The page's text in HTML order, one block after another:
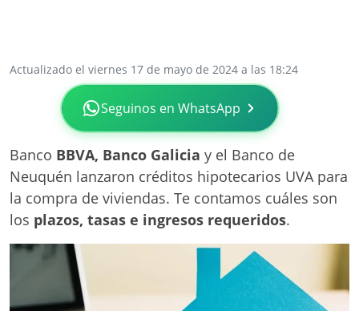
Actualizado el viernes 17 de mayo de 2024 a las 18:24
Seguinos en WhatsApp
Banco BBVA, Banco Galicia y el Banco de
Neuquén lanzaron créditos hipotecarios UVA para
la compra de viviendas. Te contamos cuáles son
los plazos, tasas e ingresos requeridos.